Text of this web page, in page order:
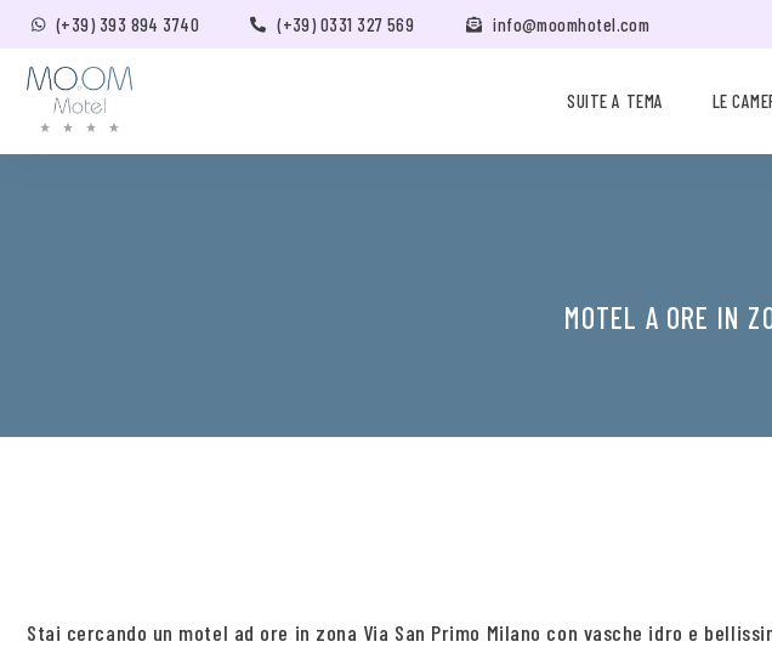
(+39) 393 894 3740 (+39) 0331 327 569 info@moomhotel.com
SUITE A TEMA LE
MOTEL A ORE IN
Stai cercando un motel ad ore in zona Via San Primo Milano con vasche idro e